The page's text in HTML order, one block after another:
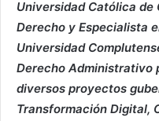
Universidad Católica
Derecho y Especialista
Universidad
Derecho Administrativo
diversos proyectos
Transformación Digital,